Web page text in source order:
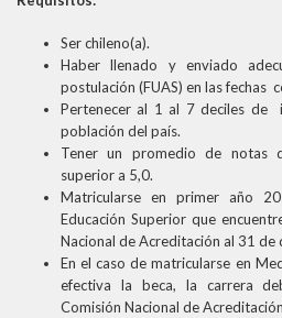
Ser chileno(a).
Haber llenado y enviado
postulación (FUAS) en las fechas
Pertenecer al 1 al 7 deciles de
población del país.
Tener un promedio de notas
superior a 5,0.
Matricularse en primer año
Educación Superior que
Nacional de Acreditación al 31 de
En el caso de matricularse en
efectiva la beca, la carrera
Comisión Nacional de